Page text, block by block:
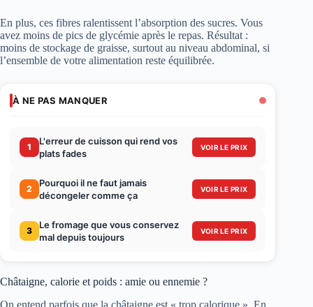
En plus, ces fibres ralentissent l’absorption des sucres. Vous
avez moins de pics de glycémie après le repas. Résultat :
moins de stockage de graisse, surtout au niveau abdominal, si
l’ensemble de votre alimentation reste équilibrée.
À NE PAS MANQUER
1
L'erreur de cuisson qui rend vos
plats fades
VOIR LE PRIX
2
Pourquoi il ne faut jamais
décongeler comme ça
VOIR LE PRIX
3
Le fromage que vous conservez
mal depuis toujours
VOIR LE PRIX
Châtaigne, calorie et poids : amie ou ennemie ?
On entend parfois que la châtaigne est « trop calorique ». En